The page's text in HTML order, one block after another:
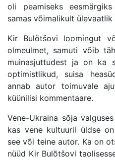
oli peamiseks
samas võimalikult
Kir Bulõtšovi loomingut
olmeulmet, samuti võib
muinasjuttudest ja on ka
optimistlikud, suisa
annab autor toimuvale
küünilisi kommentaare.
Vene-Ukraina sõja
kas vene kultuuril üldse
see või teine autor. Ka on
nüüd Kir Bulõtšovi